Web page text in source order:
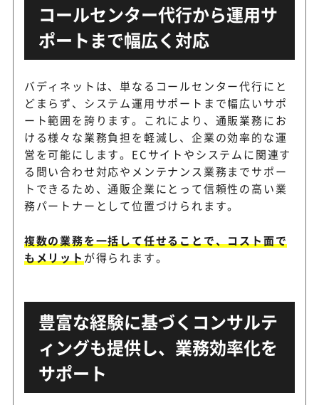
アルティウスリンク
大規模コンタクトセンターと
Oに対応
コールセンター代行から運用サ
ポートまで幅広く対応
バディネットは、単なるコールセンター代行にと
どまらず、システム運用サポートまで幅広いサポ
ート範囲を誇ります。これにより、通販業務にお
ける様々な業務負担を軽減し、企業の効率的な運
営を可能にします。ECサイトやシステムに関連す
る問い合わせ対応やメンテナンス業務までサポー
トできるため、通販企業にとって信頼性の高い業
務パートナーとして位置づけられます。
複数の業務を一括して任せることで、コスト面で
もメリット が得られます。
豊富な経験に基づくコンサルテ
ィングも提供し、業務効率化を
サポート